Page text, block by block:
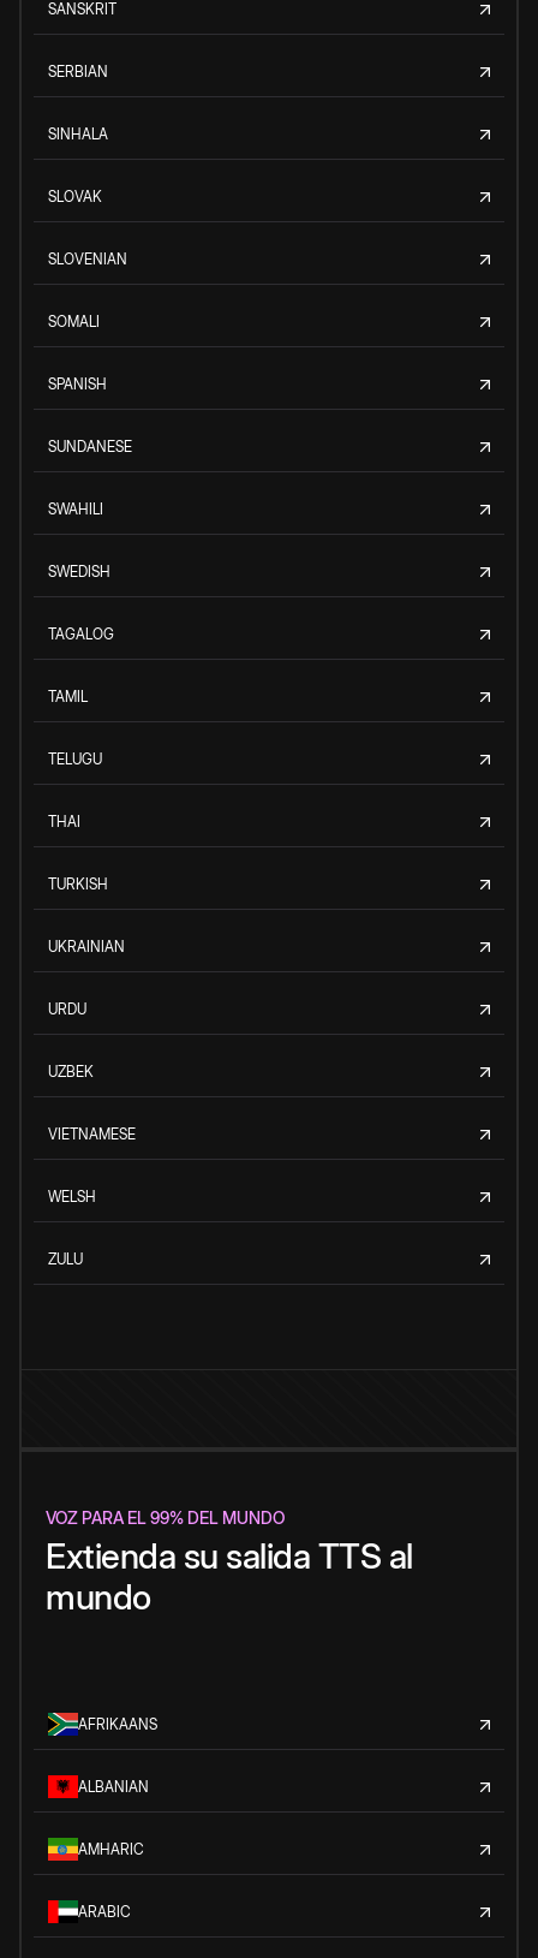
SANSKRIT
SERBIAN
SINHALA
SLOVAK
SLOVENIAN
SOMALI
SPANISH
SUNDANESE
SWAHILI
SWEDISH
TAGALOG
TAMIL
TELUGU
THAI
TURKISH
UKRAINIAN
URDU
UZBEK
VIETNAMESE
WELSH
ZULU
VOZ PARA EL 99% DEL MUNDO
Extienda su salida TTS al
mundo
AFRIKAANS
ALBANIAN
AMHARIC
ARABIC